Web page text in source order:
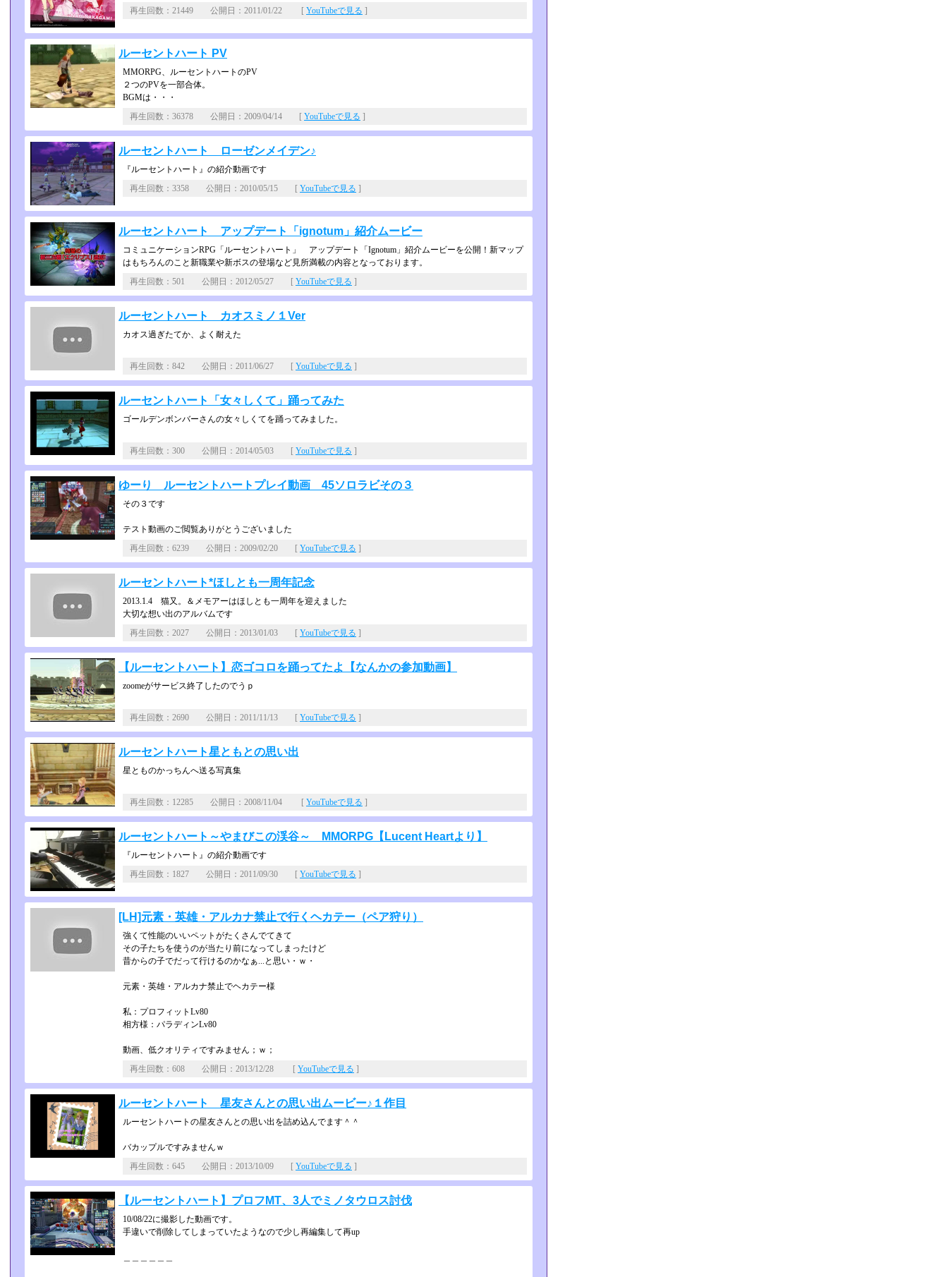
再生回数：21449 公開日：2011/01/22 [ YouTubeで見る ]
ルーセントハート PV
MMORPG、ルーセントハートのPV
２つのPVを一部合体。
BGMは・・・
再生回数：36378 公開日：2009/04/14 [ YouTubeで見る ]
ルーセントハート ローゼンメイデン♪
『ルーセントハート』の紹介動画です
再生回数：3358 公開日：2010/05/15 [ YouTubeで見る ]
ルーセントハート アップデート「ignotum」紹介ムービー
コミュニケーションRPG「ルーセントハート」 アップデート「Ignotum」紹介ムービーを公開！新マップ
はもちろんのこと新職業­や新ボスの登場など見所満載の内容となっております。
再生回数：501 公開日：2012/05/27 [ YouTubeで見る ]
ルーセントハート カオスミノ１Ver
カオス過ぎたてか、よく耐えた
再生回数：842 公開日：2011/06/27 [ YouTubeで見る ]
ルーセントハート「女々しくて」踊ってみた
ゴールデンボンバーさんの女々しくてを踊ってみました。
再生回数：300 公開日：2014/05/03 [ YouTubeで見る ]
ゆーり ルーセントハートプレイ動画 45ソロラビその３
その３です
テスト動画のご閲覧ありがとうございました
再生回数：6239 公開日：2009/02/20 [ YouTubeで見る ]
ルーセントハート*ほしとも一周年記念
2013.1.4 猫又。＆メモアーはほしとも一周年を迎えました
大切な想い出のアルバムです
再生回数：2027 公開日：2013/01/03 [ YouTubeで見る ]
【ルーセントハート】恋ゴコロを踊ってたよ【なんかの参加動画】
zoomeがサービス終了したのでうｐ
再生回数：2690 公開日：2011/11/13 [ YouTubeで見る ]
ルーセントハート星ともとの思い出
星とものかっちんへ送る写真集
再生回数：12285 公開日：2008/11/04 [ YouTubeで見る ]
ルーセントハート～やまびこの渓谷～ MMORPG【Lucent Heartより】
『ルーセントハート』の紹介動画です
再生回数：1827 公開日：2011/09/30 [ YouTubeで見る ]
[LH]元素・英雄・アルカナ禁止で行くヘカテー（ペア狩り）
強くて性能のいいペットがたくさんでてきて
その子たちを使うのが当たり前になってしまったけど
昔からの子でだって行けるのかなぁ...と思い・ｗ・
元素・英雄・アルカナ禁止でヘカテー様
私：プロフィットLv80
相方様：パラディンLv80
動画、低クオリティですみません；ｗ；
再生回数：608 公開日：2013/12/28 [ YouTubeで見る ]
ルーセントハート 星友さんとの思い出ムービー♪１作目
ルーセントハートの星友さんとの思い出を詰め込んでます＾＾
バカップルですみませんｗ
再生回数：645 公開日：2013/10/09 [ YouTubeで見る ]
【ルーセントハート】プロフMT、3人でミノタウロス討伐
10/08/22に撮影した動画です。
手違いで削除してしまっていたようなので少し再編集して再up